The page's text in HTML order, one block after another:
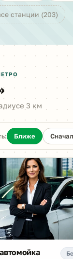
станции (203)
3 км
Ближе